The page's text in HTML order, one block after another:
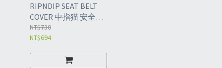
RIPNDIP SEAT BELT
COVER 中指猫 安全帶
套
NT$730
NT$694